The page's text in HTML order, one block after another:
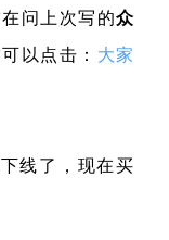
问上次写的众
以点击： 大家
线了，现在买